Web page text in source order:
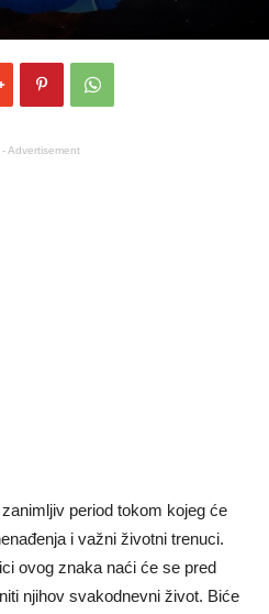
Advertisement
period tokom kojeg će
i važni životni trenuci.
ovog znaka naći će se pred
njihov svakodnevni život. Biće